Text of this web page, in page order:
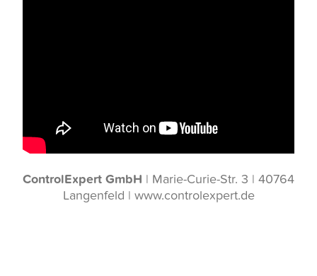
ControlExpert GmbH | Marie-Curie-Str. 3 | 40764
Langenfeld | www.controlexpert.de